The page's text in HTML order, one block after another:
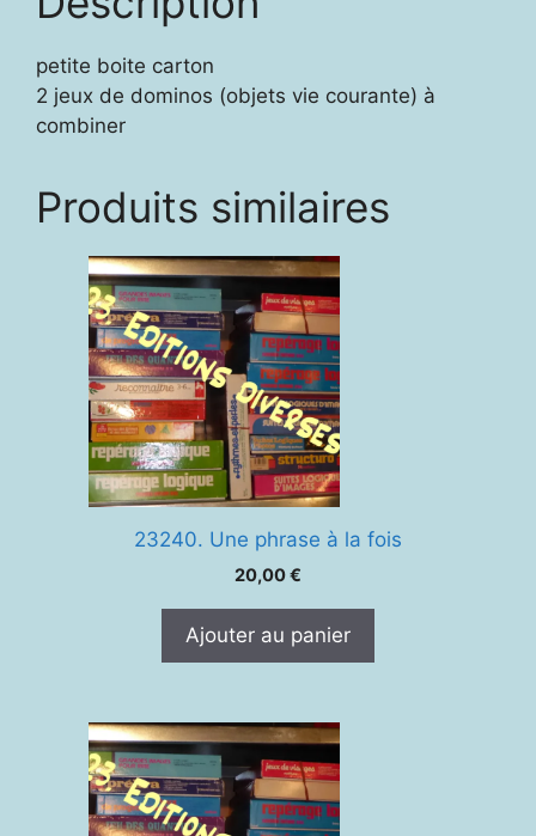
petite boite carton
2 jeux de dominos (objets vie courante) à
combiner
Produits similaires
23240. Une phrase à la fois
20,00€
Ajouter au panier